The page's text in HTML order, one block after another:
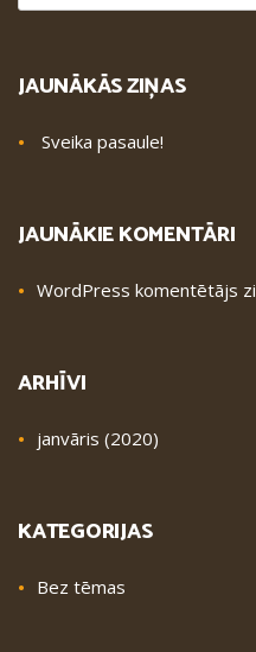
JAUNĀKĀS ZIŅAS
Sveika pasaule!
JAUNĀKIE KOMENTĀRI
WordPress komentētājs
ARHĪVI
janvāris (2020)
KATEGORIJAS
Bez tēmas